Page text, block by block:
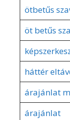
ötbetűs
öt betűs
háttér
árajánlat
árajánlat